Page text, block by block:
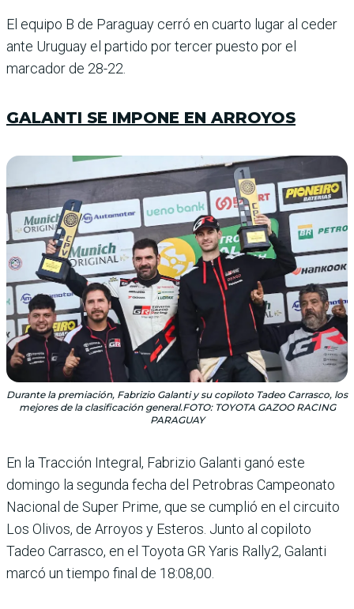
El equipo B de Paraguay cerró en cuarto lugar al ceder
ante Uruguay el partido por ter­cer puesto por el
marcador de 28-22.
GALANTI SE IMPONE EN ARROYOS
Durante la premiación, Fabrizio Galanti y su copiloto Tadeo Carrasco, los
mejores de la clasificación general.FOTO: TOYOTA GAZOO RACING
PARAGUAY
En la Tracción Integral, Fabrizio Galanti ganó este
domingo la segunda fecha del Petrobras Campeonato
Nacional de Super Prime, que se cumplió en el circuito
Los Olivos, de Arroyos y Esteros. Junto al copiloto
Tadeo Carrasco, en el Toyota GR Yaris Rally2, Galanti
marcó un tiempo final de 18:08,00.